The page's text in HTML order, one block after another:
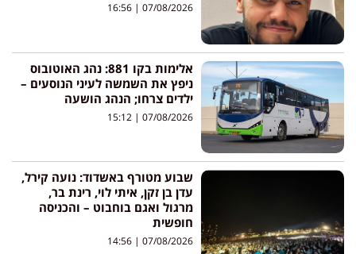
07/08/2026
אלימות בקו 881: נהג האוטובוס
ניפץ את השמשה לעיני הנוסעים –
ילדים צרחו; הנהג הושעה
07/08/2026
שבוע מטורף באשדוד: נועה קירל,
עדן בן זקן, איתי לוי, רינת בר,
מרגול ואגם בוחבוט – והכניסה
חופשית
07/08/2026